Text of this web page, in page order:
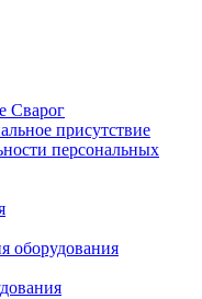
Сварог
присутствие
персональных
оборудования